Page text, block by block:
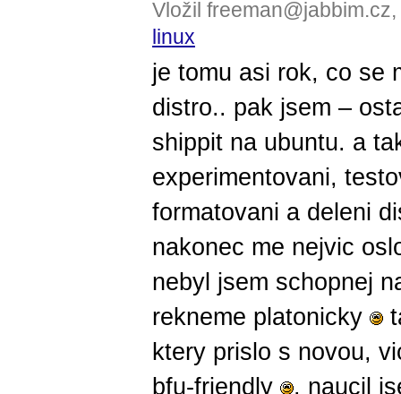
Vložil
linux
je tomu asi rok, co se
distro.. pak jsem –
shippit na ubuntu. a
experimentovani,
formatovani a deleni
nakonec me nejvic
nebyl jsem schopnej
rekneme platonicky
ktery prislo s novou,
bfu-friendly
. naucil